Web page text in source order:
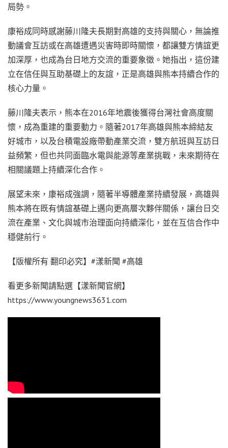
局勢。
康裕成同時感謝藤川隆夫長期對高雄的支持與關心，無論推
動議會互訪或在高雄遭遇災害時即時關懷，都讓雙方情誼更
加深厚，也成為台日地方交流的重要象徵。她指出，這份建
立在信任與互助基礎上的友誼，正是高雄與熊本持續合作的
核心力量。
藤川隆夫表示，熊本在2016年地震後獲得台灣社會高度關
懷，成為重建的重要動力。隨著2017年高雄與熊本締結友
好城市，以及台積電設廠帶動產業交流，雙方航班與互訪日
益頻繁，但也共同面臨水電與能源等產業挑戰，未來期待在
相關議題上持續深化合作。
展望未來，康裕成強調，隨著半導體產業持續發展，高雄與
熊本將在既有情誼基礎上邁向更高層次夥伴關係，讓台日交
流在產業、文化與城市治理面向持續深化，並在互信合作中
穩健前行。
【版權所有 翻印必究】#漾新聞 #高雄
看更多新聞請點選【漾新聞官網】
https://www.youngnews3631.com